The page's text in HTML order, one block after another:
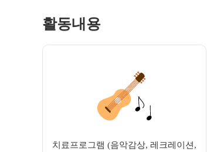
활동내용
치료프로그램 (음악감상, 레크레이션,